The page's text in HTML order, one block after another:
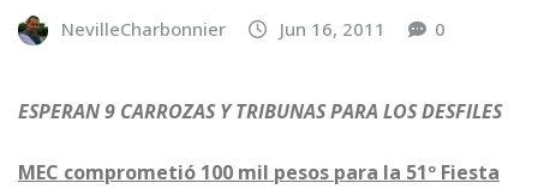
NevilleCharbonnier Jun 16, 2011 0
ESPERAN 9 CARROZAS Y TRIBUNAS PARA LOS DESFILES
MEC comprometió 100 mil pesos para la 51º Fiesta